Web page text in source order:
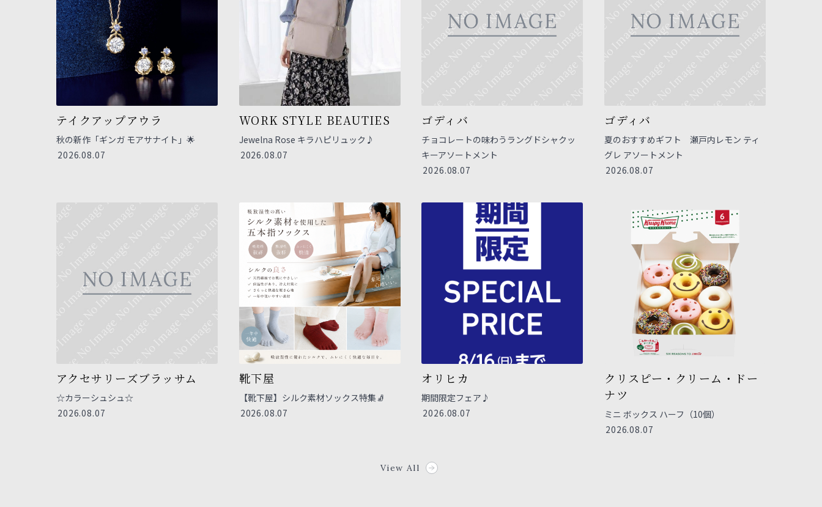
テイクアップアウラ
秋の新作「ギンガ モアサナイト」🌟
2026.08.07
WORK STYLE BEAUTIES
Jewelna Rose キラハピリュック♪
2026.08.07
ゴディバ
チョコレートの味わうラングドシャクッ
キーアソートメント
2026.08.07
ゴディバ
夏のおすすめギフト 瀬戸内レモン ティ
グレ アソートメント
2026.08.07
アクセサリーズブラッサム
☆カラーシュシュ☆
2026.08.07
靴下屋
【靴下屋】シルク素材ソックス特集🧦
2026.08.07
オリヒカ
期間限定フェア♪
2026.08.07
クリスピー・クリーム・ドー
ナツ
ミニ ボックス ハーフ（10個）
2026.08.07
View All